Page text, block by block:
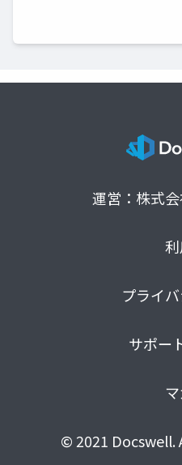
運営：株式
プライ
サポー
© 2021 Docswell.